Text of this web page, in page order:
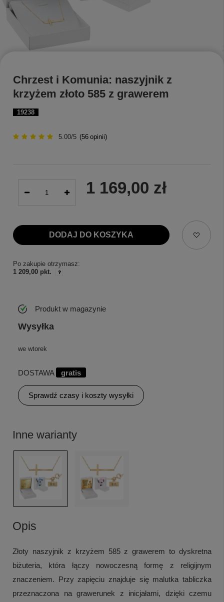
19238
Chrzest i Komunia: naszyjnik z
krzyżem złoto 585 z grawerem
5.00/5 (56 opinii)
1 169,00 zł
DODAJ DO KOSZYKA
Po zakupie otrzymasz:
1 209,00 pkt.
Produkt w magazynie
Wysyłka
we wtorek
DOSTAWA gratis
Sprawdź czasy i koszty wysyłki
Inne warianty
Opis
Złoty naszyjnik z krzyżem 585 z grawerem to dyskretna
biżuteria, która łączy nowoczesną formę z religijnym
znaczeniem. Przy zapięciu znajduje się malutka tabliczka
przeznaczona na grawerunek z inicjałami, dzięki czemu